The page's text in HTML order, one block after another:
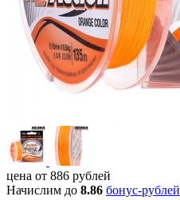
цена от 886 рублей
Начислим до 8.86 бонус-рублей